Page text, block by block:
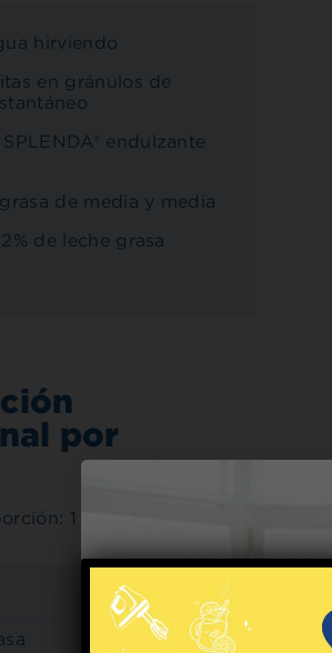
hirviendo
en gránulos de
endulzante
de media y media
de leche grasa
por
1 (8 onzas) beba
120
2 g